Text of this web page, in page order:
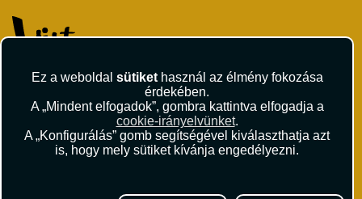
Ez a weboldal sütikethasznál az élmény fokozása
érdekében.
A „Mindent elfogadok”, gombra kattintva elfogadja a
cookie-irányelvünket.
A „Konfigurálás” gomb segítségével kiválaszthatja azt
is, hogy mely sütiket kívánja engedélyezni.
VISTA Utazási Iroda
1061 Budapest
+36 1 429 9999
andrassy@vista.hu